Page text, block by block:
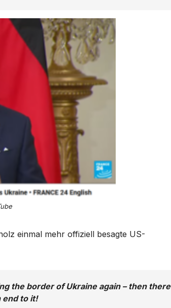
einmal mehr offiziell besagte US-
the border of Ukraine again – then there
end to it!